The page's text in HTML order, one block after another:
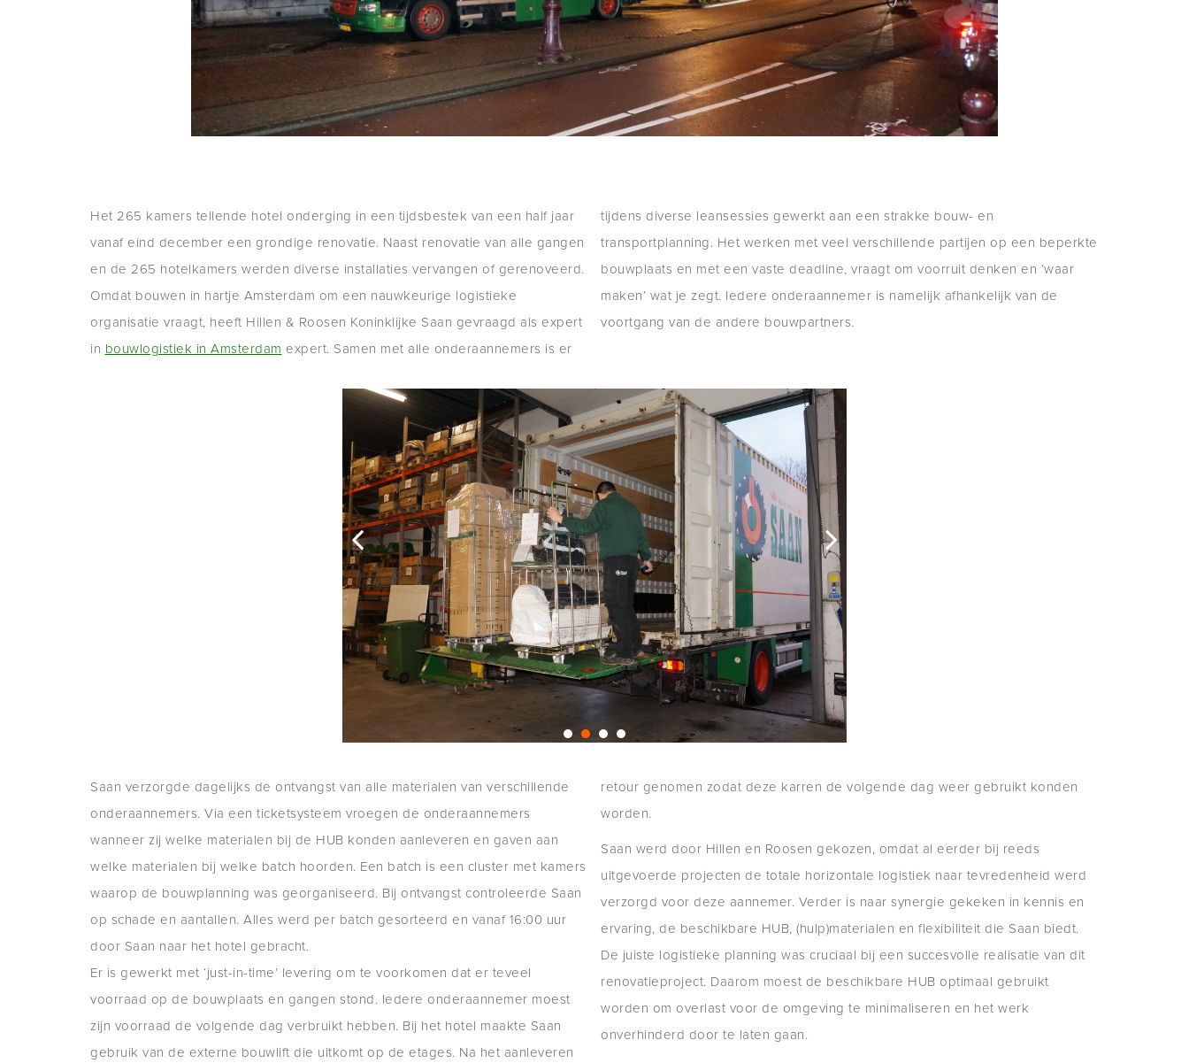
Het 265 kamers tellende hotel onderging in een tijdsbestek van een half jaar
vanaf eind december een grondige renovatie. Naast renovatie van alle gangen
en de 265 hotelkamers werden diverse installaties vervangen of gerenoveerd.
Omdat bouwen in hartje Amsterdam om een nauwkeurige logistieke
organisatie vraagt, heeft Hillen & Roosen Koninklijke Saan gevraagd als expert
in bouwlogistiek in Amsterdam expert. Samen met alle onderaannemers is er
tijdens diverse leansessies gewerkt aan een strakke bouw- en
transportplanning. Het werken met veel verschillende partijen op een beperkte
bouwplaats en met een vaste deadline, vraagt om voorruit denken en ‘waar
maken’ wat je zegt. Iedere onderaannemer is namelijk afhankelijk van de
voortgang van de andere bouwpartners.
Saan verzorgde dagelijks de ontvangst van alle materialen van verschillende
onderaannemers. Via een ticketsysteem vroegen de onderaannemers
wanneer zij welke materialen bij de HUB konden aanleveren en gaven aan
welke materialen bij welke batch hoorden. Een batch is een cluster met kamers
waarop de bouwplanning was georganiseerd. Bij ontvangst controleerde Saan
op schade en aantallen. Alles werd per batch gesorteerd en vanaf 16:00 uur
door Saan naar het hotel gebracht.
Er is gewerkt met ‘just-in-time’ levering om te voorkomen dat er teveel
voorraad op de bouwplaats en gangen stond. Iedere onderaannemer moest
zijn voorraad de volgende dag verbruikt hebben. Bij het hotel maakte Saan
gebruik van de externe bouwlift die uitkomt op de etages. Na het aanleveren
retour genomen zodat deze karren de volgende dag weer gebruikt konden
worden.
Saan werd door Hillen en Roosen gekozen, omdat al eerder bij reeds
uitgevoerde projecten de totale horizontale logistiek naar tevredenheid werd
verzorgd voor deze aannemer. Verder is naar synergie gekeken in kennis en
ervaring, de beschikbare HUB, (hulp)materialen en flexibiliteit die Saan biedt.
De juiste logistieke planning was cruciaal bij een succesvolle realisatie van dit
renovatieproject. Daarom moest de beschikbare HUB optimaal gebruikt
worden om overlast voor de omgeving te minimaliseren en het werk
onverhinderd door te laten gaan.